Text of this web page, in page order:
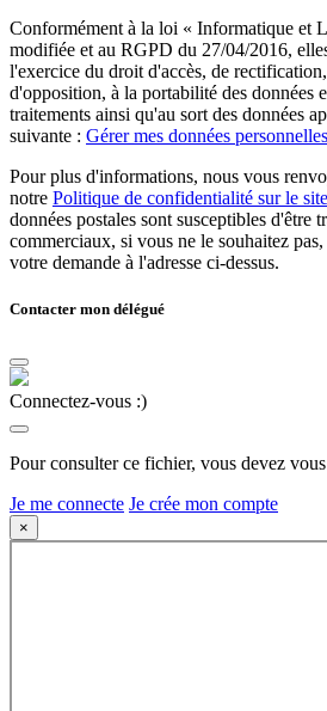
Conformément à la loi « Informatique et
modifiée et au RGPD du 27/04/2016,
l'exercice du droit d'accès, de
d'opposition, à la portabilité des données
traitements ainsi qu'au sort des données
suivante : Gérer mes données personnelles
Pour plus d'informations, nous vous
notre Politique de confidentialité sur le
données postales sont susceptibles d'être
commerciaux, si vous ne le souhaitez
votre demande à l'adresse ci-dessus.
Contacter mon délégué
Connectez-vous :)
Pour consulter ce fichier, vous devez
Je me connecte Je crée mon compte
×